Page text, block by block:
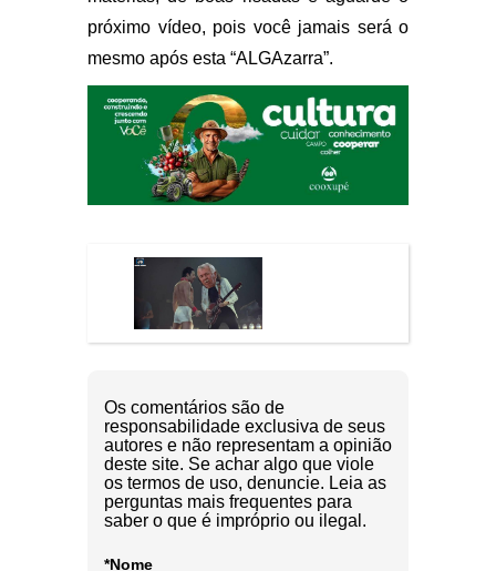
próximo vídeo, pois você jamais será o
mesmo após esta “ALGAzarra”.
Os comentários são de
responsabilidade exclusiva de seus
autores e não representam a opinião
deste site. Se achar algo que viole
os termos de uso, denuncie. Leia as
perguntas mais frequentes para
saber o que é impróprio ou ilegal.
*Nome